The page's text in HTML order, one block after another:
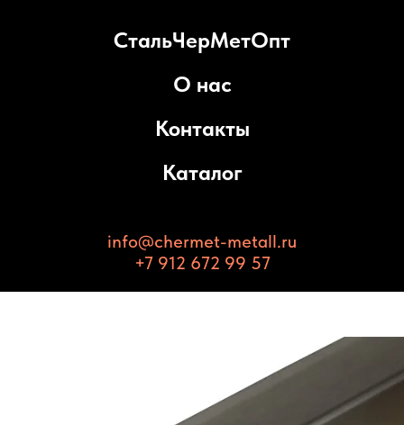
СтальЧерМетОпт
О нас
Контакты
Каталог
info@chermet-metall.ru
+7 912 672 99 57